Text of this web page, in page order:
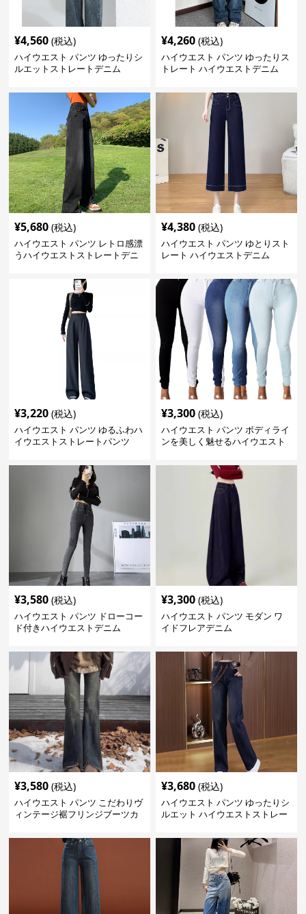
¥4,560 (税込)
ハイウエスト パンツ ゆったりシ
ルエットストレートデニム
¥4,260 (税込)
ハイウエスト パンツ ゆったりス
トレート ハイウエストデニム
¥5,680 (税込)
ハイウエスト パンツ レトロ感漂
うハイウエストストレートデニ
¥4,380 (税込)
ハイウエスト パンツ ゆとりスト
レート ハイウエストデニム
¥3,220 (税込)
ハイウエスト パンツ ゆるふわハ
イウエストストレートパンツ
¥3,300 (税込)
ハイウエスト パンツ ボディライ
ンを美しく魅せるハイウエスト
¥3,580 (税込)
ハイウエスト パンツ ドローコー
ド付きハイウエストデニム
¥3,300 (税込)
ハイウエスト パンツ モダン ワ
イドフレアデニム
¥3,580 (税込)
ハイウエスト パンツ こだわりヴ
ィンテージ裾フリンジブーツカ
¥3,680 (税込)
ハイウエスト パンツ ゆったりシ
ルエット ハイウエストストレー